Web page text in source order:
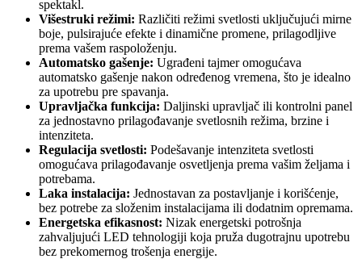
spektakl.
Višestruki režimi: Različiti režimi svetlosti uključujući mirne
boje, pulsirajuće efekte i dinamične promene, prilagodljive
prema vašem raspoloženju.
Automatsko gašenje: Ugrađeni tajmer omogućava
automatsko gašenje nakon određenog vremena, što je idealno
za upotrebu pre spavanja.
Upravljačka funkcija: Daljinski upravljač ili kontrolni panel
za jednostavno prilagođavanje svetlosnih režima, brzine i
intenziteta.
Regulacija svetlosti: Podešavanje intenziteta svetlosti
omogućava prilagođavanje osvetljenja prema vašim željama i
potrebama.
Laka instalacija: Jednostavan za postavljanje i korišćenje,
bez potrebe za složenim instalacijama ili dodatnim opremama.
Energetska efikasnost: Nizak energetski potrošnja
zahvaljujući LED tehnologiji koja pruža dugotrajnu upotrebu
bez prekomernog trošenja energije.